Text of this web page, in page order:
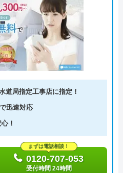
道局指定工事店に指定！
迅速対応
！
まずは電話相談！
0120-707-053
受付時間 24時間